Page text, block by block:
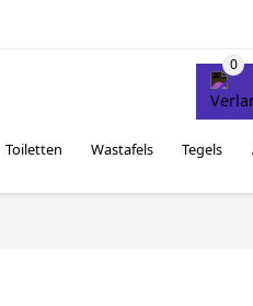
Toiletten Wastafels Tegels